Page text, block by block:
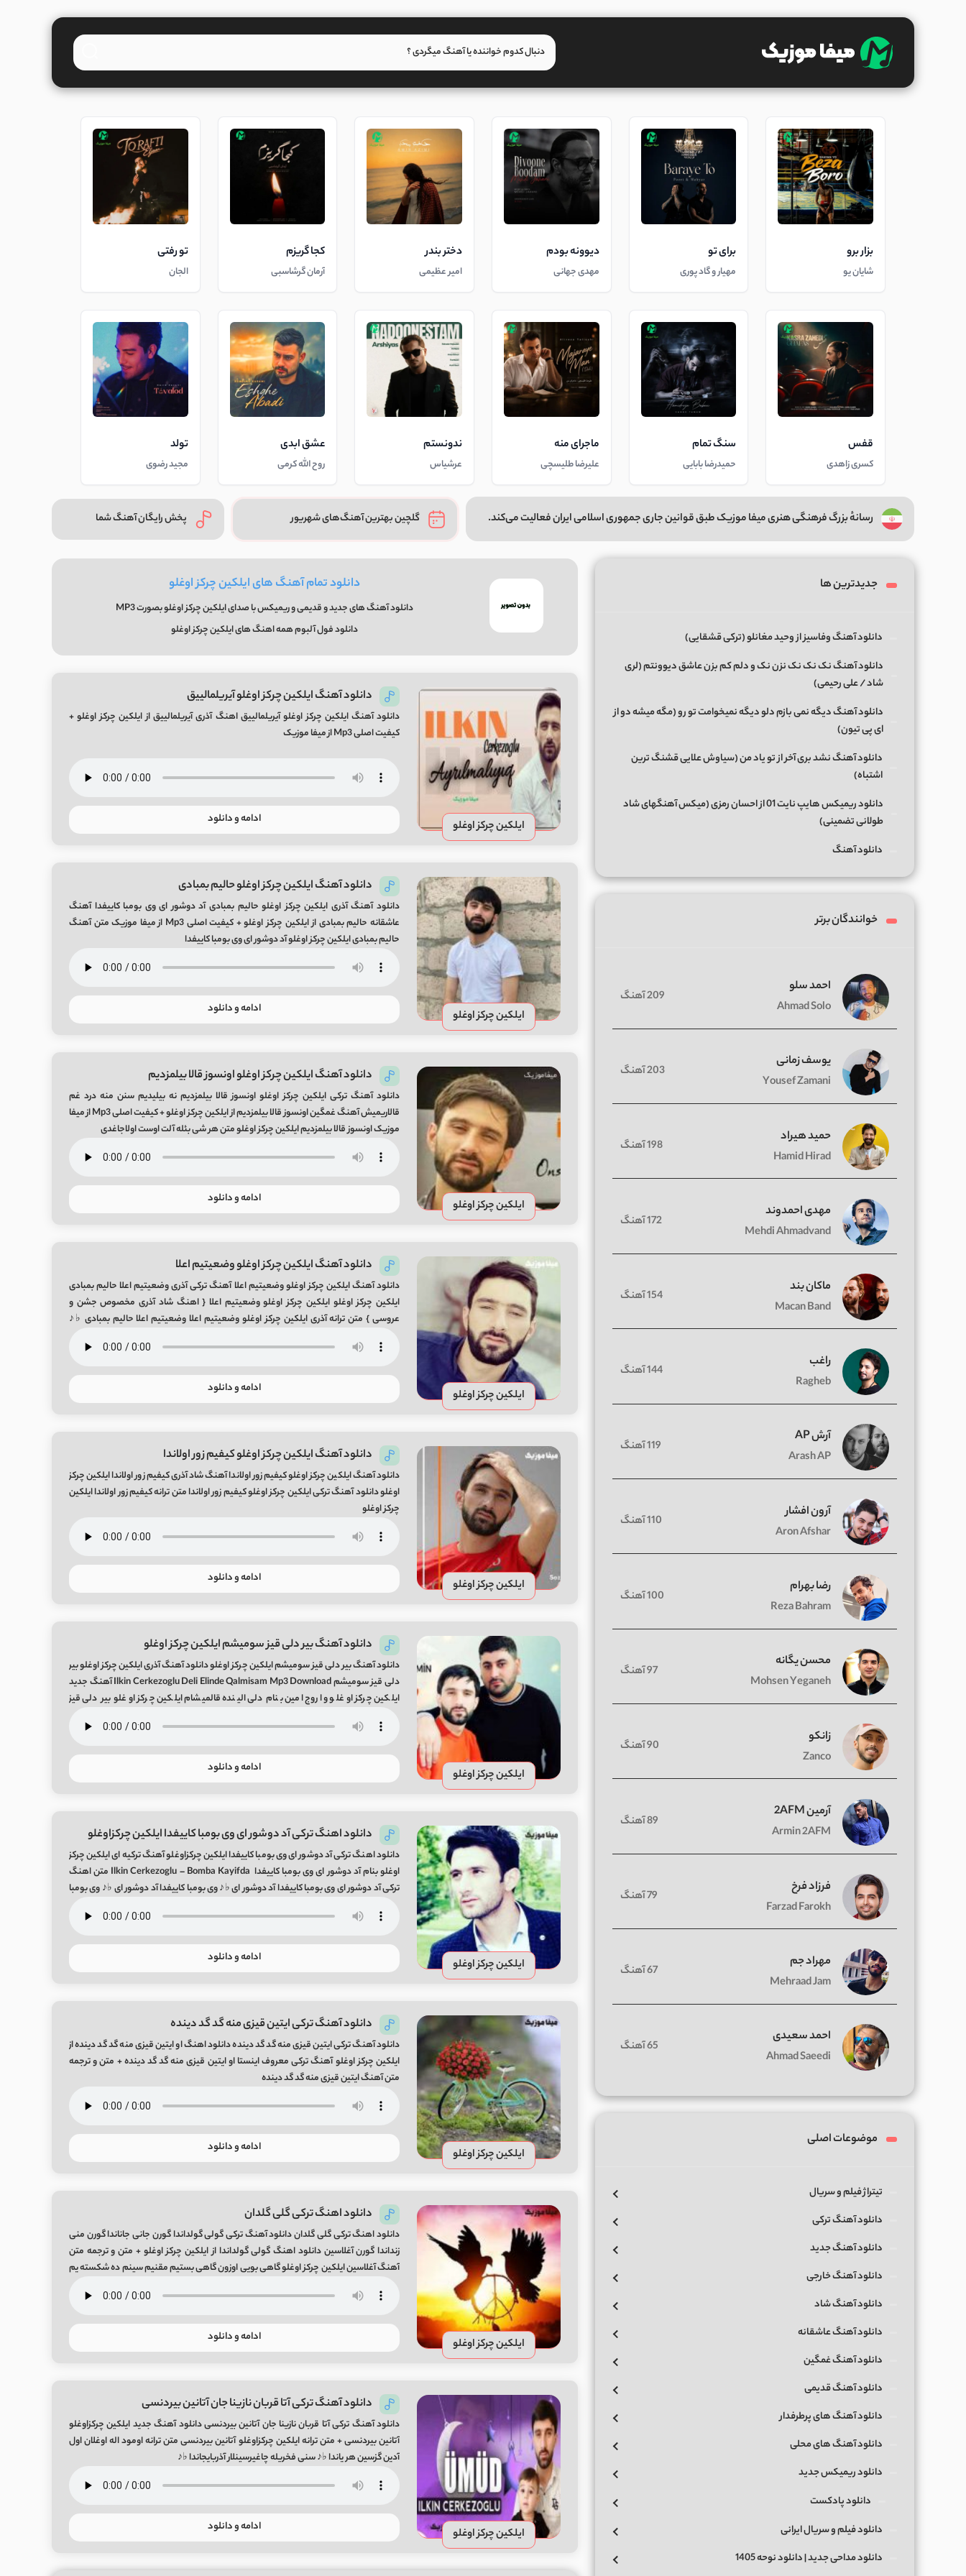
بزار برو
شایان یو
برای تو
مهیار و گاد پوری
دیوونه بودم
مهدی جهانی
دختر بندر
امیر عظیمی
کجا گریزم
آرمان گرشاسبی
تو رفتی
الجان
قفس
کسری زاهدی
سنگ تمام
حمیدرضا بابایی
ماجرای منه
علیرضا طلیسچی
ندونستم
عرشیاس
عشق ابدی
روح الله کرمی
تولد
مجید رضوی
رسانهٔ بزرگ فرهنگی هنری میفا موزیک طبق قوانین جاری جمهوری اسلامی ایران فعالیت می‌کند. گلچین بهترین آهنگ‌های شهریور پخش رایگان آهنگ شما
دانلود تمام آهنگ های ایلکین چرکز اوغلو
دانلود آهنگ های جدید و قدیمی و ریمیکس با صدای ایلکین چرکز اوغلو بصورت MP3
دانلود فول آلبوم همه اهنگ های ایلکین چرکز اوغلو
ایلکین چرکز اوغلو
دانلود آهنگ ایلکین چرکز اوغلو آیریلمالییق
دانلود آهنگ ایلکین چرکز اوغلو آیریلمالییق اهنگ آذری آیریلمالییق از ایلکین چرکز اوغلو +
کیفیت اصلی Mp3 از میفا موزیک
ادامه و دانلود
ایلکین چرکز اوغلو
دانلود آهنگ ایلکین چرکز اوغلو حالیم بمبادی
دانلود آهنگ آذری ایلکین چرکز اوغلو حالیم بمبادی آد دوشور ای وی بومبا کاییفدا آهنگ
عاشقانه حالیم بمبادی از ایلکین چرکز اوغلو + کیفیت اصلی Mp3 از میفا موزیک متن آهنگ
حالیم بمبادی ایلکین چرکز اوغلو آد دوشور ای وی بومبا کاییفدا
ادامه و دانلود
ایلکین چرکز اوغلو
دانلود آهنگ ایلکین چرکز اوغلو اونسوز قالا بیلمزدیم
دانلود آهنگ ترکی ایلکین چرکز اوغلو اونسوز قالا بیلمزدیم نه بیلیدیم سنن منه درد غم
قالاریمیش آهنگ غمگین اونسوز قالا بیلمزدیم از ایلکین چرکز اوغلو + کیفیت اصلی Mp3 از میفا
موزیک اونسوز قالا بیلمزدیم ایلکین چرکز اوغلو متن هر شی بئله آلت اوست اولاجاغدی
ادامه و دانلود
ایلکین چرکز اوغلو
دانلود آهنگ ایلکین چرکز اوغلو وضعیتیم اعلا
دانلود آهنگ ایلکین چرکز اوغلو وضعیتیم اعلا آهنگ ترکی آذری وضعیتیم اعلا حالیم بمبادی
ایلکین چرکز اوغلو ایلکین چرکز اوغلو وضعیتیم اعلا { اهنگ شاد آذری مخصوص جشن و
عروسی } متن ترانه آذری ایلکین چرکز اوغلو وضعیتیم اعلا وضعیتیم اعلا حالیم بمبادی ♭♪
ادامه و دانلود
ایلکین چرکز اوغلو
دانلود آهنگ ایلکین چرکز اوغلو کیفیم زور اولاندا
دانلود آهنگ ایلکین چرکز اوغلو کیفیم زور اولاندا آهنگ شاد آذری کیفیم زور اولاندا ایلکین چرکز
اوغلو دانلود آهنگ ترکی ایلکین چرکز اوغلو کیفیم زور اولاندا متن ترانه کیفیم زور اولاندا ایلکین
چرکز اوغلو
ادامه و دانلود
ایلکین چرکز اوغلو
دانلود آهنگ بیر دلی قیز سومیشم ایلکین چرکز اوغلو
دانلود آهنگ بیر دلی قیز سومیشم ایلکین چرکز اوغلو دانلود آهنگ آذری ایلکین چرکز اوغلو بیر
دلی قیز سومیشم Ilkin Cerkezoglu Deli Elinde Qalmisam Mp3 Download آهنگ جدید
ایلکین چرکز اوغلو و اروج امین بنام دلی الینده قالمیشام ایلکین چرکز اوغلو بیر دلی قیز
ادامه و دانلود
ایلکین چرکز اوغلو
دانلود اهنگ ترکی آد دوشور ای وی بومبا کاییفدا ایلکین چرکزاوغلو
دانلود اهنگ ترکی آد دوشور ای وی بومبا کاییفدا ایلکین چرکزاوغلو آهنگ ترکیه ای ایلکین چرکز
اوغلو بنام آد دوشور ای وی بومبا کاییفدا Ilkin Cerkezoglu – Bomba Kayifda متن اهنگ
ترکی آد دوشور ای وی بومبا کاییفدا آد دوشور ای ♭♪ وی بومبا کاییفدا آد دوشور ای ♭♪ وی بومبا
ادامه و دانلود
ایلکین چرکز اوغلو
دانلود آهنگ ترکی ایتین قیزی منه گد گد دینده
دانلود آهنگ ترکی ایتین قیزی منه گد گد دینده دانلود اهنگ او ایتین قیزی منه گد گد دینده از
ایلکین چرکز اوغلو آهنگ ترکی معروف اینستا او ایتین قیزی منه گد گد دینده + متن و ترجمه
متن آهنگ ایتین قیزی منه گد گد دینده
ادامه و دانلود
ایلکین چرکز اوغلو
دانلود اهنگ ترکی گلی گلدان
دانلود اهنگ ترکی گلی گلدان دانلود آهنگ ترکی گولی گولداندا گورن جانی جاناندا گورن منی
زنداندا گورن آغلاسین دانلود اهنگ گولی گولداندا از ایلکین چرکز اوغلو + متن و ترجمه متن
آهنگ آغلاسین ایلکین چرکز اوغلو گاهی بویی اوزون گاهی بستیم مقنیم سینم ده شکسته یم
ادامه و دانلود
ایلکین چرکز اوغلو
دانلود آهنگ ترکی آتا قربان نازینا جان آتانین بیردنسی
دانلود آهنگ ترکی آتا قربان نازینا جان آتانین بیردنسی دانلود آهنگ جدید ایلکین چرکزاوغلو
آتانین بیردنسی + متن ترانه ایلکین چرکزاوغلو آتانین بیردنسی متن ترانه اومود اله اوغلان اول
آدین گزسین هر یاندا ♭♪ سنی فخریله چاغیرسینلار آذربایجاندا ♭♪
ادامه و دانلود
جدیدترین ها
دانلود آهنگ وفاسیز از وحید مغانلو (ترکی قشقایی)
دانلود آهنگ نک نک نک نزن نک و دلم کم بزن عاشق دیوونتم (لری
شاد / علی رحیمی)
دانلود آهنگ دیگه نمی بازم دلو دیگه نمیخوامت تو رو (مگه میشه دو از
ای پی تیون)
دانلود آهنگ نشد بری آخر از تو یاد من (سیاوش علایی قشنگ ترین
اشتباه)
دانلود ریمیکس هایپ نایت 01 از احسان رمزی (میکس آهنگهای شاد
طولانی تضمینی)
دانلود آهنگ
خوانندگان برتر
احمد سلو
Ahmad Solo
209 آهنگ
یوسف زمانی
Yousef Zamani
203 آهنگ
حمید هیراد
Hamid Hirad
198 آهنگ
مهدی احمدوند
Mehdi Ahmadvand
172 آهنگ
ماکان بند
Macan Band
154 آهنگ
راغب
Ragheb
144 آهنگ
آرش AP
Arash AP
119 آهنگ
آرون افشار
Aron Afshar
110 آهنگ
رضا بهرام
Reza Bahram
100 آهنگ
محسن یگانه
Mohsen Yeganeh
97 آهنگ
زانکو
Zanco
90 آهنگ
آرمین 2AFM
Armin 2AFM
89 آهنگ
فرزاد فرخ
Farzad Farokh
79 آهنگ
مهراد جم
Mehraad Jam
67 آهنگ
احمد سعیدی
Ahmad Saeedi
65 آهنگ
موضوعات اصلی
تیتراژ فیلم و سریال
دانلود آهنگ ترکی
دانلود آهنگ جدید
دانلود آهنگ خارجی
دانلود آهنگ شاد
دانلود آهنگ عاشقانه
دانلود آهنگ غمگین
دانلود آهنگ قدیمی
دانلود آهنگ های پرطرفدار
دانلود آهنگ های محلی
دانلود ریمیکس جدید
دانلود پادکست
دانلود فیلم و سریال ایرانی
دانلود مداحی جدید | دانلود نوحه 1405